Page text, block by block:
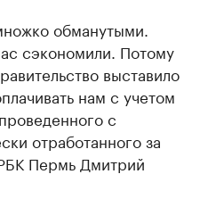
обманутыми.
сэкономили. Потому
выставило
нам с учетом
с
отработанного за
Пермь Дмитрий